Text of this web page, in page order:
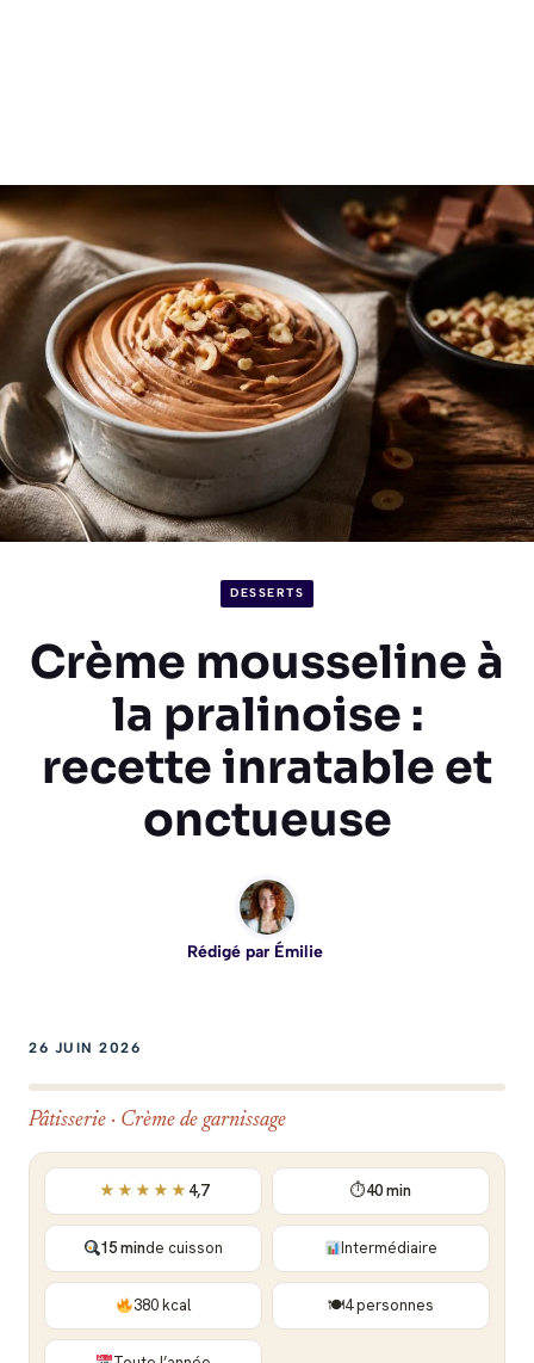
DESSERTS
Crème mousseline à
la pralinoise :
recette inratable et
onctueuse
Rédigé par Émilie
26 JUIN 2026
Pâtisserie · Crème de garnissage
★★★★★ 4,7 ⏱40 min
15 minde cuisson Intermédiaire
380 kcal 🍽4 personnes